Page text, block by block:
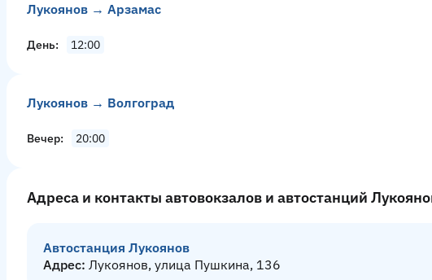
Лукоянов → Арзамас
День 12:00
Лукоянов → Волгоград
Вечер 20:00
Адреса и контакты автовокзалов и автостанций
Автостанция Лукоянов
Адрес: Лукоянов, улица Пушкина, 136